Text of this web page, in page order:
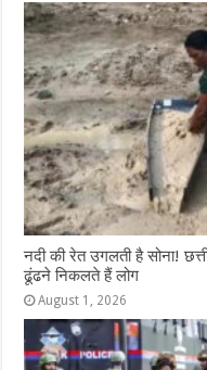
नदी की रेत उगलती है सोना!
ढूंढने निकलते हैं लोग
August 1, 2026